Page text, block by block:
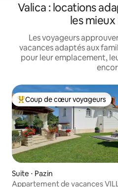
Valica : locations
les
Les voyageurs
vacances adaptés aux
pour leur emplacement,
Coups de cœur voyageurs les
Coup de cœur voyageurs
Suite ⋅ Pazin
Appartement de vacances